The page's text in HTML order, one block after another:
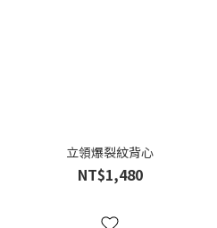
立領爆裂紋背心
NT$1,480